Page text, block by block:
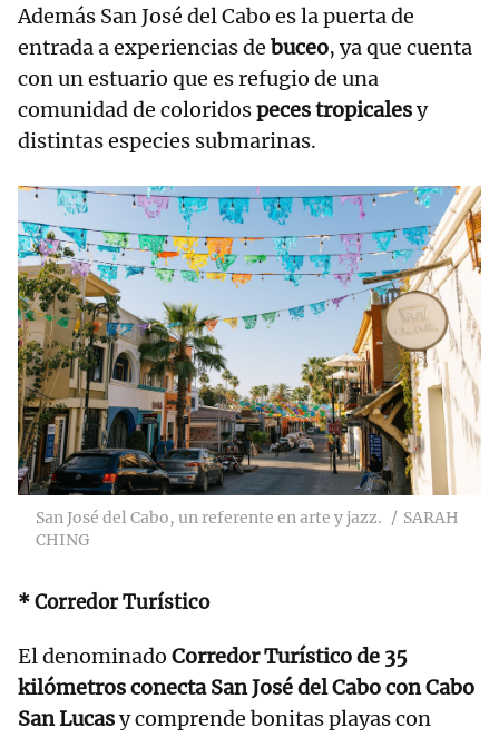
Además San José del Cabo es la puerta de
entrada a experiencias de buceo, ya que cuenta
con un estuario que es refugio de una
comunidad de coloridospeces tropicalesy
distintas especies submarinas.
San José del Cabo, un referente en arte y jazz.
SARAH
CHING
* Corredor Turístico
El denominado Corredor Turístico de 35
kilómetros conecta San José del Cabo con Cabo
San Lucasy comprende bonitas playas con